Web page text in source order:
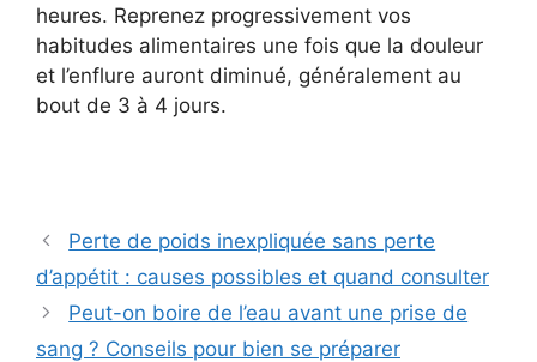
heures. Reprenez progressivement vos
habitudes alimentaires une fois que la douleur
et l’enflure auront diminué, généralement au
bout de 3 à 4 jours.
Perte de poids inexpliquée sans perte
d’appétit : causes possibles et quand consulter
Peut-on boire de l’eau avant une prise de
sang ? Conseils pour bien se préparer